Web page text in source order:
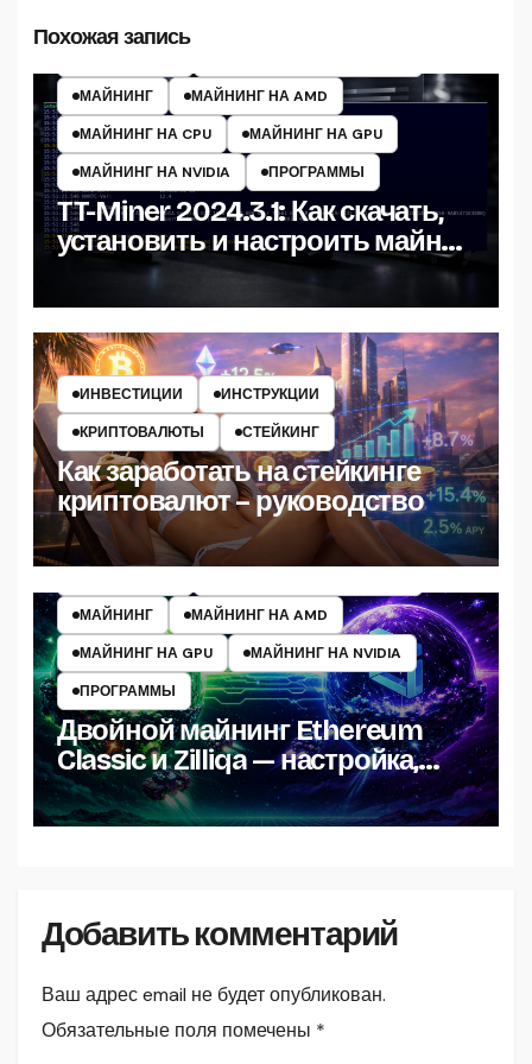
Похожая запись
МАЙНИНГ
МАЙНИНГ НА AMD
МАЙНИНГ НА CPU
МАЙНИНГ НА GPU
МАЙНИНГ НА NVIDIA
ПРОГРАММЫ
TT-Miner 2024.3.1: Как скачать,
установить и настроить майнер
на Windows
ИНВЕСТИЦИИ
ИНСТРУКЦИИ
КРИПТОВАЛЮТЫ
СТЕЙКИНГ
Как заработать на стейкинге
криптовалют – руководство
МАЙНИНГ
МАЙНИНГ НА AMD
МАЙНИНГ НА GPU
МАЙНИНГ НА NVIDIA
ПРОГРАММЫ
Двойной майнинг Ethereum
Classic и Zilliqa — настройка,
прибыль
Добавить комментарий
Ваш адрес email не будет опубликован.
Обязательные поля помечены *